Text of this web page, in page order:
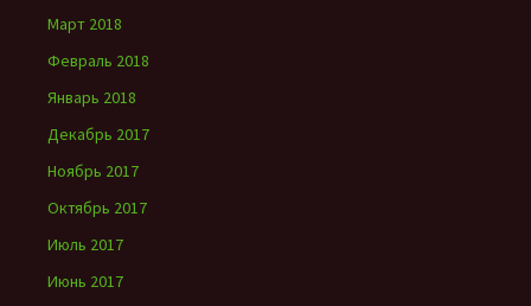
Март 2018
Февраль 2018
Январь 2018
Декабрь 2017
Ноябрь 2017
Октябрь 2017
Июль 2017
Июнь 2017